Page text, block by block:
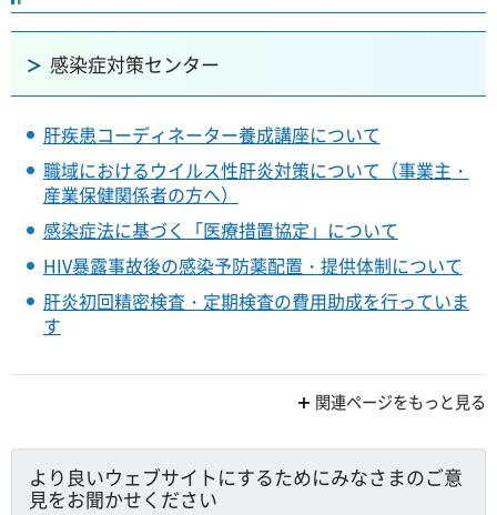
感染症対策センター
肝疾患コーディネーター養成講座について
職域におけるウイルス性肝炎対策について（事業主・
産業保健関係者の方へ）
感染症法に基づく「医療措置協定」について
HIV暴露事故後の感染予防薬配置・提供体制について
肝炎初回精密検査・定期検査の費用助成を行っていま
す
関連ページをもっと見る
より良いウェブサイトにするためにみなさまのご意
見をお聞かせください